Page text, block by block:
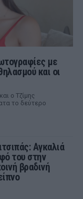
με
και οι
ο Τζίμης
το δεύτερο
Αγκαλιά
του στην
βραδινή